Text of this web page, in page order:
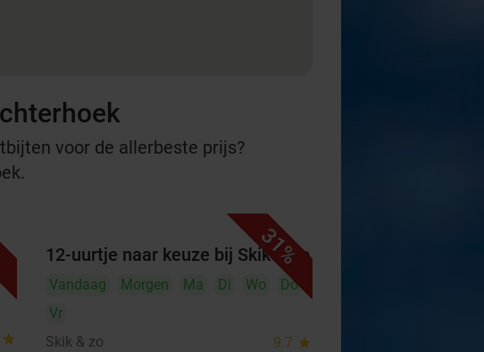
voor de allerbeste prijs?
star
31%
12-uurtje naar keuze bij Skik & zo
Vandaag Morgen Ma Di Wo
Do
Vr
Skik & zo
9.7 star